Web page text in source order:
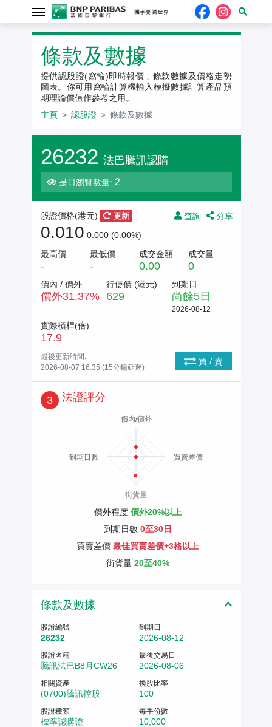
認股證
條款及數據
提供認股證(窩輪)即時報價﹑條款數據及價格走勢
圖表。你可用窩輪計算機輸入模擬數據計算產品預
期理論價值作參考之用。
主頁
認股證 條款及數據
26232 法巴騰訊認購
是日瀏覽數量: 2
查詢 分享
股證價格(港元) 更新
0.010 0.000 (0.00%)
最高價
-
最低價
-
成交金額
0.00
成交量
0
價內 / 價外
價外31.37%
行使價 (港元)
629
到期日
尚餘5日
2026-08-12
實際槓桿(倍)
17.9
最後更新時間:
2026-08-07 16:35 (15分鐘延遲)
買 / 賣
3 法證評分
價內/價外
買賣差價
街貨量
到期日數
價外程度 價外20%以上
到期日數 0至30日
買賣差價 最佳買賣差價+3格以上
街貨量 20至40%
條款及數據
股證編號
26232
到期日
2026-08-12
股證名稱
騰訊法巴B8月CW26
最後交易日
2026-08-06
相關資產
(0700)騰訊控股
換股比率
100
股證種類
標準認購證
每手份數
10,000